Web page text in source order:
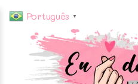
Português ▼